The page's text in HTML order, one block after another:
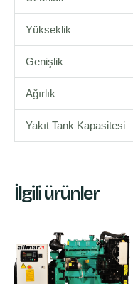
Yükseklik
Genişlik
Ağırlık
Yakıt Tank Kapasitesi
İlgili ürünler